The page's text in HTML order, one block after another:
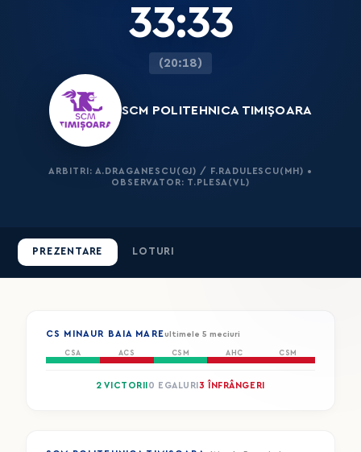
33:33
(20:18)
SCM POLITEHNICA TIMIȘOARA
ARBITRI: A.DRAGANESCU(GJ) / F.RADULESCU(MH) •
OBSERVATOR: T.PLESA(VL)
PREZENTARE LOTURI
CS MINAUR BAIA MAREultimele 5 meciuri
CSA ACS CSM AHC CSM
2 VICTORII 0 EGALURI 3 ÎNFRÂNGERI